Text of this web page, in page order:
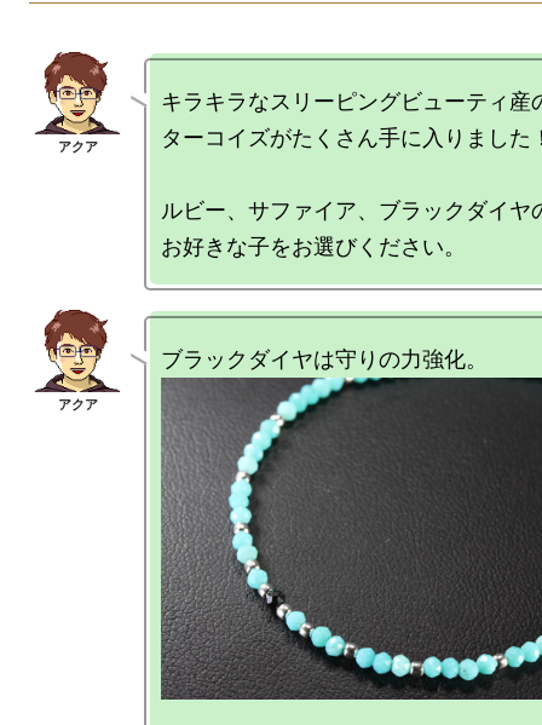
キラキラなスリーピングビューティ産
ターコイズがたくさん手に入りました
ルビー、サファイア、ブラックダイヤ